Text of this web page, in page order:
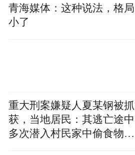
青海媒体：这种说法，格局
小了
重大刑案嫌疑人夏某钢被抓
获，当地居民：其逃亡途中
多次潜入村民家中偷食物被